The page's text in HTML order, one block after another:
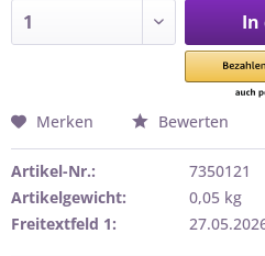
In
Merken Bewerten
Artikel-Nr.:
7350121
Artikelgewicht:
0,05 kg
Freitextfeld 1: